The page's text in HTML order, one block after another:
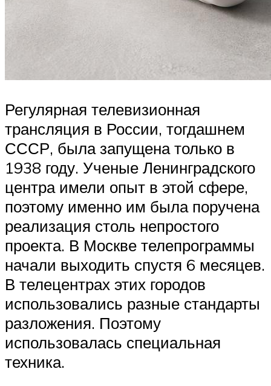
Регулярная телевизионная
трансляция в России, тогдашнем
СССР, была запущена только в
1938 году. Ученые Ленинградского
центра имели опыт в этой сфере,
поэтому именно им была поручена
реализация столь непростого
проекта. В Москве телепрограммы
начали выходить спустя 6 месяцев.
В телецентрах этих городов
использовались разные стандарты
разложения. Поэтому
использовалась специальная
техника.